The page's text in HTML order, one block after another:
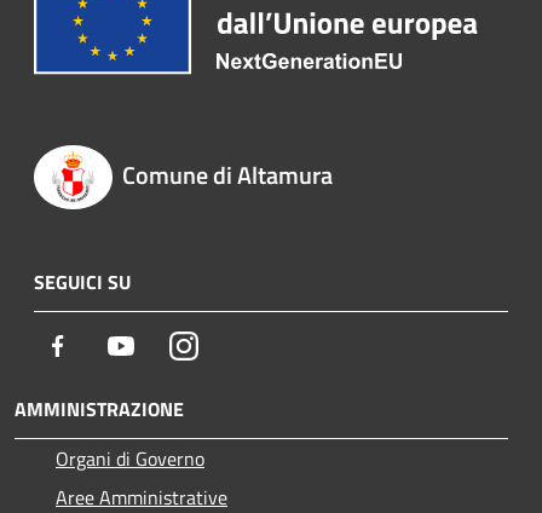
Comune di Altamura
SEGUICI SU
Facebook YoutubeInstagram
AMMINISTRAZIONE
Organi di Governo
Aree Amministrative